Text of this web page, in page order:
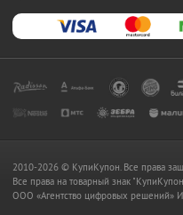
2010-2026 © КупиКупон. Все права
Все права на товарный знак
OOO «Агентство цифровых